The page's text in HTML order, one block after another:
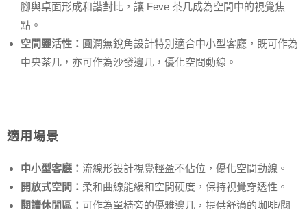
腳與桌面形成和諧對比，讓 Feve 茶几成為空間中的視覺焦
點。
空間靈活性： 圓潤無銳角設計特別適合中小型客廳，既可作為
中央茶几，亦可作為沙發邊几，優化空間動線。
適用場景
中小型客廳： 流線形設計視覺輕盈不佔位，優化空間動線。
開放式空間： 柔和曲線能緩和空間硬度，保持視覺穿透性。
閱讀休閒區： 可作為單椅旁的優雅邊几，提供舒適的咖啡/閱